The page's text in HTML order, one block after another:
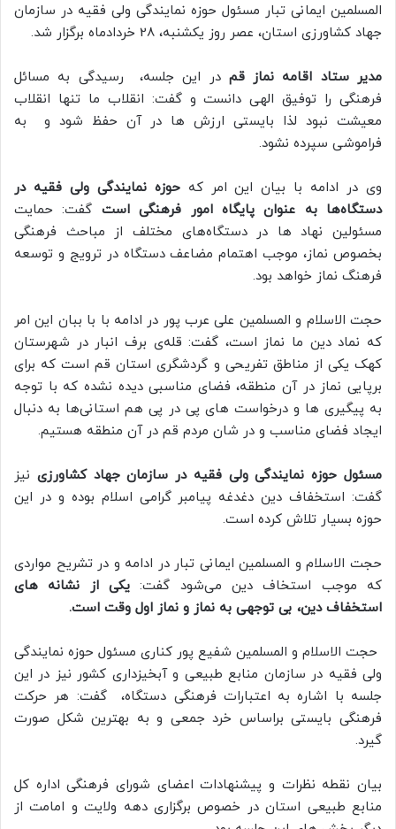
المسلمین ایمانی تبار مسئول حوزه نمایندگی ولی فقیه در سازمان
جهاد کشاورزی استان، عصر روز یکشنبه، 28 خردادماه برگزار شد.
مدیر ستاد اقامه نماز قم در این جلسه، رسیدگی به مسائل
فرهنگی را توفیق الهی دانست و گفت: انقلاب ما تنها انقلاب
معیشت نبود لذا بایستی ارزش ها در آن حفظ شود و به
فراموشی سپرده نشود.
وی در ادامه با بیان این امر کهحوزه نمایندگی ولی فقیه در
دستگاه‌ها به عنوان پایگاه امور فرهنگی است گفت: حمایت
مسئولین نهاد ها در دستگاه‌های مختلف از مباحث فرهنگی
بخصوص نماز، موجب اهتمام مضاعف دستگاه در ترویج و توسعه
فرهنگ نماز خواهد بود.
حجت الاسلام و المسلمین علی عرب پور در ادامه با با ببان این امر
که نماد دین ما نماز است، گفت: قله‌ی برف انبار در شهرستان
کهک یکی از مناطق تفریحی و گردشگری استان قم است که برای
برپایی نماز در آن منطقه، فضای مناسبی دیده نشده که با توجه
به پیگیری ها و درخواست های پی در پی هم استانی‌ها به دنبال
ایجاد فضای مناسب و در شان مردم قم در آن منطقه هستیم.
مسئول حوزه نمایندگی ولی فقیه در سازمان جهاد کشاورزی نیز
گفت: استخفاف دین دغدغه پیامبر گرامی اسلام بوده و در این
حوزه بسیار تلاش کرده است.
حجت الاسلام و المسلمین ایمانی تبار در ادامه و در تشریح مواردی
که موجب استخاف دین می‌شود گفت: یکی از نشانه های
استخفاف دین، بی توجهی به نماز و نماز اول وقت است.
حجت الاسلام و المسلمین شفیع پور کناری مسئول حوزه نمایندگی
ولی فقیه در سازمان منابع طبیعی و آبخیزداری کشور نیز در این
جلسه با اشاره به اعتبارات فرهنگی دستگاه، گفت: هر حرکت
فرهنگی بایستی براساس خرد جمعی و به بهترین شکل صورت
گیرد.
بیان نقطه نظرات و پیشنهادات اعضای شورای فرهنگی اداره کل
منابع طبیعی استان در خصوص برگزاری دهه ولایت و امامت از